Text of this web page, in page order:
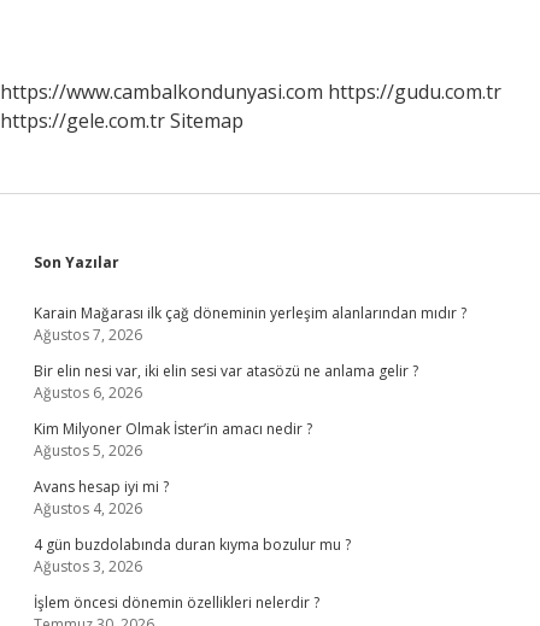
https://www.cambalkondunyasi.com https://gudu.com.tr
https://gele.com.trSitemap
Sidebar
Son Yazılar
Karain Mağarası ilk çağ döneminin yerleşim alanlarından mıdır ?
Ağustos 7, 2026
Bir elin nesi var, iki elin sesi var atasözü ne anlama gelir ?
Ağustos 6, 2026
Kim Milyoner Olmak İster’in amacı nedir ?
Ağustos 5, 2026
Avans hesap iyi mi ?
Ağustos 4, 2026
4 gün buzdolabında duran kıyma bozulur mu ?
Ağustos 3, 2026
İşlem öncesi dönemin özellikleri nelerdir ?